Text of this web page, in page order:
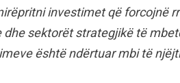
investimet që forcojnë
sektorët strategjikë të
është ndërtuar mbi të